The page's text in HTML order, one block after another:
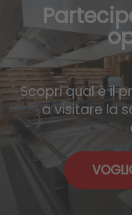
Scopri qual è il
a visitare la